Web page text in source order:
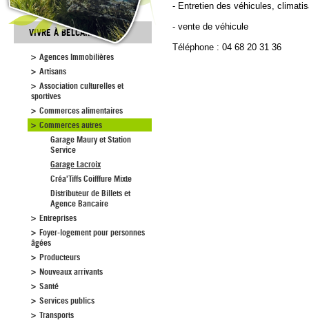
VIVRE À BELCAIRE
Agences Immobilières
Artisans
Association culturelles et
sportives
Commerces alimentaires
Commerces autres
Garage Maury et Station
Service
Garage Lacroix
Créa'Tiffs Coifffure Mixte
Distributeur de Billets et
Agence Bancaire
Entreprises
Foyer-logement pour personnes
âgées
Producteurs
Nouveaux arrivants
Santé
Services publics
Transports
- Entretien des véhicules,
- vente de véhicule
Téléphone : 04 68 20 31 36